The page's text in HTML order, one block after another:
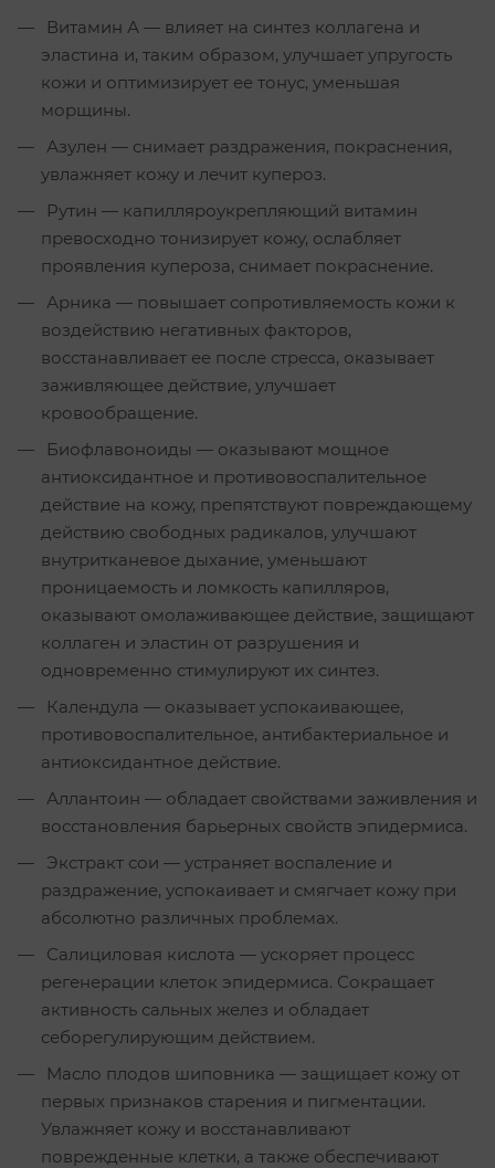
Витамин А — влияет на синтез коллагена и
эластина и, таким образом, улучшает упругость
кожи и оптимизирует ее тонус, уменьшая
морщины.
Азулен — снимает раздражения, покраснения,
увлажняет кожу и лечит купероз.
Рутин — капилляроукрепляющий витамин
превосходно тонизирует кожу, ослабляет
проявления купероза, снимает покраснение.
Арника — повышает сопротивляемость кожи к
воздействию негативных факторов,
восстанавливает ее после стресса, оказывает
заживляющее действие, улучшает
кровообращение.
Биофлавоноиды — оказывают мощное
антиоксидантное и противовоспалительное
действие на кожу, препятствуют повреждающему
действию свободных радикалов, улучшают
внутритканевое дыхание, уменьшают
проницаемость и ломкость капилляров,
оказывают омолаживающее действие, защищают
коллаген и эластин от разрушения и
одновременно стимулируют их синтез.
Календула — оказывает успокаивающее,
противовоспалительное, антибактериальное и
антиоксидантное действие.
Аллантоин — обладает свойствами заживления и
восстановления барьерных свойств эпидермиса.
Экстракт сои — устраняет воспаление и
раздражение, успокаивает и смягчает кожу при
абсолютно различных проблемах.
Салициловая кислота — ускоряет процесс
регенерации клеток эпидермиса. Сокращает
активность сальных желез и обладает
себорегулирующим действием.
Масло плодов шиповника — защищает кожу от
первых признаков старения и пигментации.
Увлажняет кожу и восстанавливают
поврежденные клетки, а также обеспечивают